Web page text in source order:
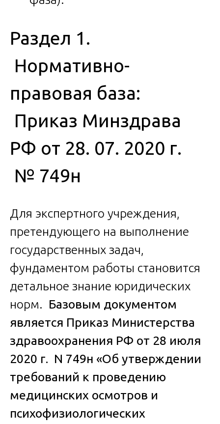
Раздел 1.
Нормативно-
правовая база:
Приказ Минздрава
РФ от 28. 07. 2020 г.
№ 749н
Для экспертного учреждения,
претендующего на выполнение
государственных задач,
фундаментом работы становится
детальное знание юридических
норм. Базовым документом
является Приказ Министерства
здравоохранения РФ от 28 июля
2020 г. N 749н «Об утверждении
требований к проведению
медицинских осмотров и
психофизиологических